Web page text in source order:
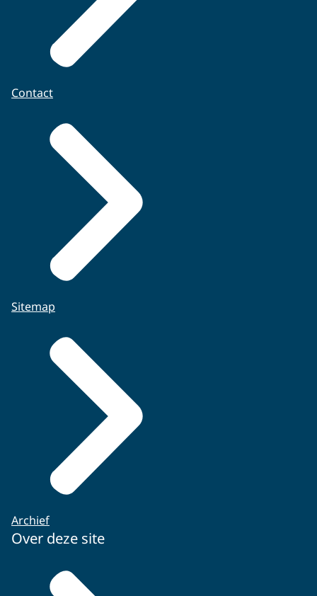
realiseren van hoogwaardige modellen voor
de beoordeling van gevaren en risico's, met
de nadruk op het huidige en potentiële
gebruik van de ondergrond
VOLLEDIGE ONDERZOEKSVRAAG
betrouwbare gegevens, software en
protocollen voor gevaren- en risicobeoordeling
te consolideren.
Contact
Sitemap
Archief
Over deze site